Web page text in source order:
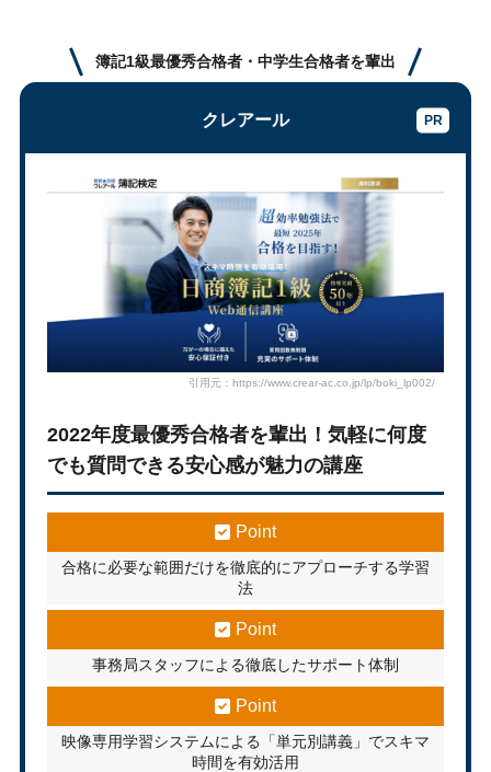
簿記1級最優秀合格者・中学生合格者を輩出
クレアール
引用元：https://www.crear-ac.co.jp/lp/boki_lp002/
2022年度最優秀合格者を輩出！気軽に何度
でも質問できる安心感が魅力の講座
Point
合格に必要な範囲だけを徹底的にアプローチする学習
法
Point
事務局スタッフによる徹底したサポート体制
Point
映像専用学習システムによる「単元別講義」でスキマ
時間を有効活用